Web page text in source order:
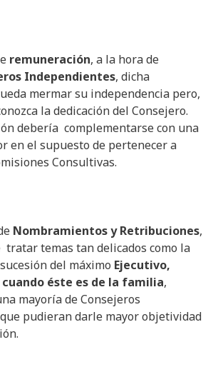
remuneración, a la hora de
Independientes, dicha
mermar su independencia pero,
la dedicación del Consejero.
debería complementarse con una
en el supuesto de pertenecer a
Consultivas.
Nombramientos y Retribuciones,
tratar temas tan delicados como la
del máximo Ejecutivo,
éste es de la familia,
mayoría de Consejeros
pudieran darle mayor objetividad